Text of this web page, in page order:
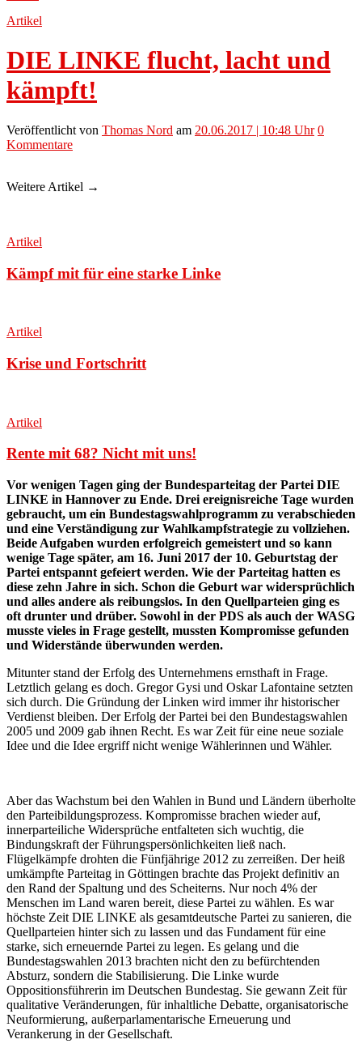
Artikel
DIE LINKE flucht, lacht und
kämpft!
Veröffentlicht von Thomas Nord am 20.06.2017 | 10:48 Uhr 0
Kommentare
Weitere Artikel →
Artikel
Kämpf mit für eine starke Linke
Artikel
Krise und Fortschritt
Artikel
Rente mit 68? Nicht mit uns!
Vor wenigen Tagen ging der Bundesparteitag der Partei DIE
LINKE in Hannover zu Ende. Drei ereignisreiche Tage wurden
gebraucht, um ein Bundestagswahlprogramm zu verabschieden
und eine Verständigung zur Wahlkampfstrategie zu vollziehen.
Beide Aufgaben wurden erfolgreich gemeistert und so kann
wenige Tage später, am 16. Juni 2017 der 10. Geburtstag der
Partei entspannt gefeiert werden. Wie der Parteitag hatten es
diese zehn Jahre in sich. Schon die Geburt war widersprüchlich
und alles andere als reibungslos. In den Quellparteien ging es
oft drunter und drüber. Sowohl in der PDS als auch der WASG
musste vieles in Frage gestellt, mussten Kompromisse gefunden
und Widerstände überwunden werden.
Mitunter stand der Erfolg des Unternehmens ernsthaft in Frage.
Letztlich gelang es doch. Gregor Gysi und Oskar Lafontaine setzten
sich durch. Die Gründung der Linken wird immer ihr historischer
Verdienst bleiben. Der Erfolg der Partei bei den Bundestagswahlen
2005 und 2009 gab ihnen Recht. Es war Zeit für eine neue soziale
Idee und die Idee ergriff nicht wenige Wählerinnen und Wähler.
Aber das Wachstum bei den Wahlen in Bund und Ländern überholte
den Parteibildungsprozess. Kompromisse brachen wieder auf,
innerparteiliche Widersprüche entfalteten sich wuchtig, die
Bindungskraft der Führungspersönlichkeiten ließ nach.
Flügelkämpfe drohten die Fünfjährige 2012 zu zerreißen. Der heiß
umkämpfte Parteitag in Göttingen brachte das Projekt definitiv an
den Rand der Spaltung und des Scheiterns. Nur noch 4% der
Menschen im Land waren bereit, diese Partei zu wählen. Es war
höchste Zeit DIE LINKE als gesamtdeutsche Partei zu sanieren, die
Quellparteien hinter sich zu lassen und das Fundament für eine
starke, sich erneuernde Partei zu legen. Es gelang und die
Bundestagswahlen 2013 brachten nicht den zu befürchtenden
Absturz, sondern die Stabilisierung. Die Linke wurde
Oppositionsführerin im Deutschen Bundestag. Sie gewann Zeit für
qualitative Veränderungen, für inhaltliche Debatte, organisatorische
Neuformierung, außerparlamentarische Erneuerung und
Verankerung in der Gesellschaft.